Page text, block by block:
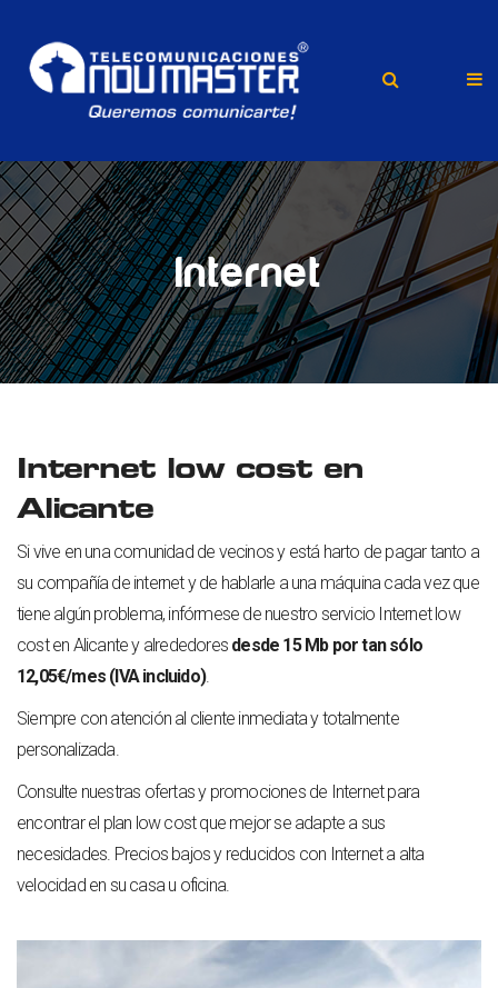
Internet
Internet low cost en
Alicante
Si vive en una comunidad de vecinos y está harto de pagar tanto a
su compañía de internet y de hablarle a una máquina cada vez que
tiene algún problema, infórmese de nuestro servicio Internet low
cost en Alicante y alrededores desde 15 Mb por tan sólo
12,05€/mes (IVA incluido).
Siempre con atención al cliente inmediata y totalmente
personalizada.
Consulte nuestras ofertas y promociones de Internetpara
encontrar el plan low cost que mejor se adapte a sus
necesidades. Precios bajos y reducidos con Internet a alta
velocidad en su casa u oficina.